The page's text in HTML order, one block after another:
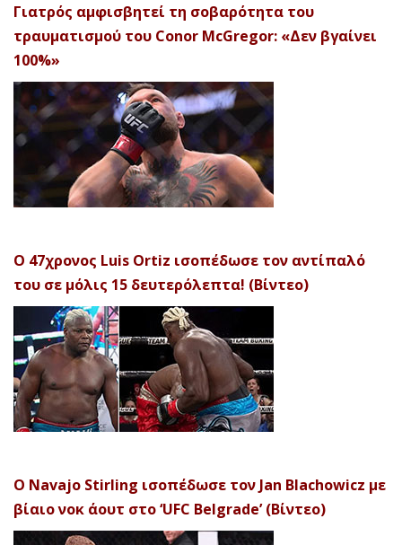
Γιατρός αμφισβητεί τη σοβαρότητα του
τραυματισμού του Conor McGregor: «Δεν βγαίνει
100%»
Ο 47χρονος Luis Ortiz ισοπέδωσε τον αντίπαλό
του σε μόλις 15 δευτερόλεπτα! (Βίντεο)
Ο Navajo Stirling ισοπέδωσε τον Jan Blachowicz με
βίαιο νοκ άουτ στο ‘UFC Belgrade’ (Βίντεο)